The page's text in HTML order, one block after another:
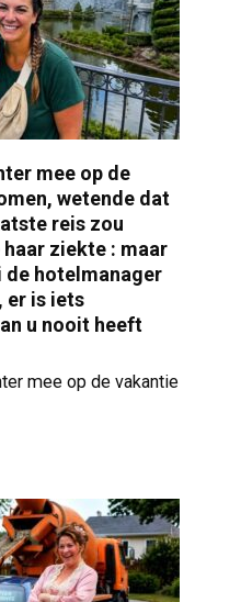
mee op de
wetende dat
reis zou
ziekte : maar
de hotelmanager
er is iets
u nooit heeft
mee op de vakantie